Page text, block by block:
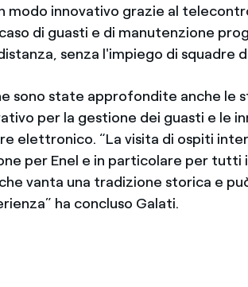
modo innovativo grazie al
di guasti e di manutenzione
senza l'impiego di squadre
sono state approfondite anche le
per la gestione dei guasti e le
elettronico. “La visita di ospiti
per Enel e in particolare per tutti
vanta una tradizione storica e
ha concluso Galati.